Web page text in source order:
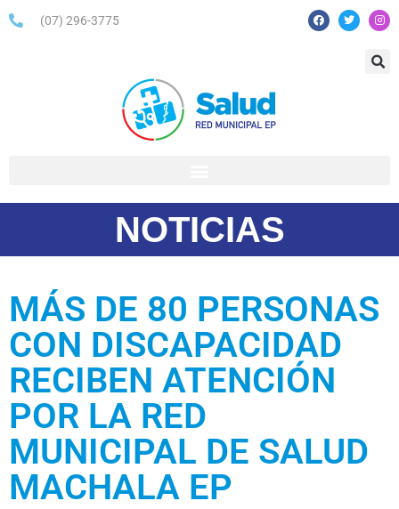
(07) 296-3775
NOTICIAS
MÁS DE 80 PERSONAS
CON DISCAPACIDAD
RECIBEN ATENCIÓN
POR LA RED
MUNICIPAL DE SALUD
MACHALA EP